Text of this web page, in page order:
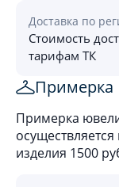
Доставка по
Стоимость
тарифам ТК
Примерка
Примерка
изделия 1500